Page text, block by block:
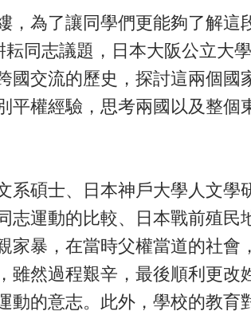
，為了讓同學們更能夠了解這
同志議題，日本大阪公立大
國交流的歷史，探討這兩個國
平權經驗，思考兩國以及整個
系碩士、日本神戶大學人文學
志運動的比較、日本戰前殖民
家暴，在當時父權當道的社會
雖然過程艱辛，最後順利更改
動的意志。此外，學校的教育